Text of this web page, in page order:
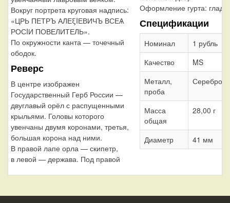
Вокруг портрета круговая надпись:
«ЦРЬ ПЕТРЪ АЛЕξIЕВИЧЪ ВСЕѦ
РОСIИ ПОВЕЛИТЕЛЬ».
По окружности канта — точечный
ободок.
Реверс
В центре изображен
Государственный Герб России —
двуглавый орёл с распущенными
крыльями. Головы которого
увенчаны двумя коронами, третья,
большая корона над ними.
В правой лапе орла — скипетр,
в левой — держава. Под правой
Оформление гурта:
Спецификации
Номинал
1 рубль
Качество
MS
Металл,
проба
Серебро
Масса
общая
28,00 г
Диаметр 41 мм